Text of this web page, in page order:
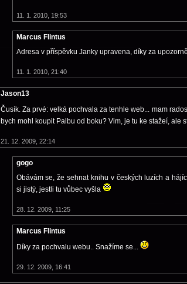
11. 1. 2010, 19:53
Marcus Flintus
Adresa v příspěvku Janky upravena, díky za
11. 1. 2010, 21:40
Jason13
Čusík. Za prvé: velká pochvala za tenhle web... mam
bych mohl koupit Palbu od boku? Vim, je tu ke stažeí, ale
21. 12. 2009, 22:14
gogo
Obávám se, že sehnat knihu v českých luzích a
si jistý, jestli tu vůbec vyšla
28. 12. 2009, 11:25
Marcus Flintus
Díky za pochvalu webu.. Snažíme se...
29. 12. 2009, 16:41